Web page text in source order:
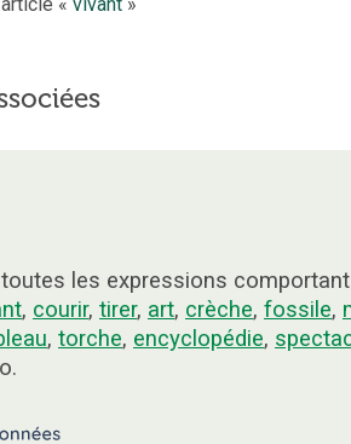
les expressions
, courir, tirer, art, crèche, fossile,
, torche, encyclopédie,